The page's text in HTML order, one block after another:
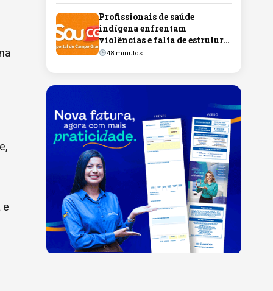
e
Profissionais de saúde
indígena enfrentam
violências e falta de estrutura,
aponta debate
48 minutos